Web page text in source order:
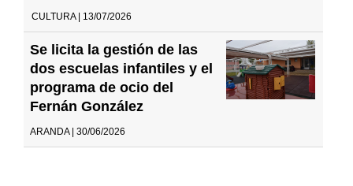
CULTURA | 13/07/2026
Se licita la gestión de las
dos escuelas infantiles y el
programa de ocio del
Fernán González
ARANDA | 30/06/2026